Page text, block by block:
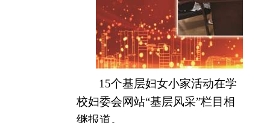
15个基层妇女小家活动在学
校妇委会网站“基层风采”栏目相
继报道。